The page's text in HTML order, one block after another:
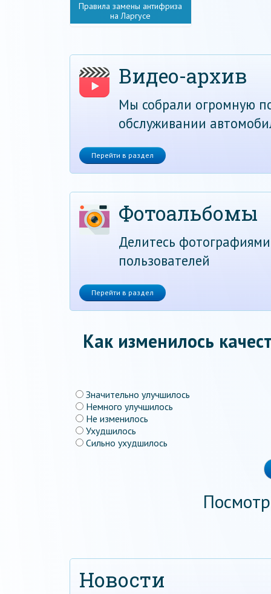
Правила замены антифриза
на Ларгусе
Видео-архив
Мы собрали огромную
обслуживании
Перейти в раздел
Фотоальбомы
Делитесь
пользователей
Перейти в раздел
Как изменилось
Значительно улучшилось
Немного улучшилось
Не изменилось
Ухудшилось
Сильно ухудшилось
Новости